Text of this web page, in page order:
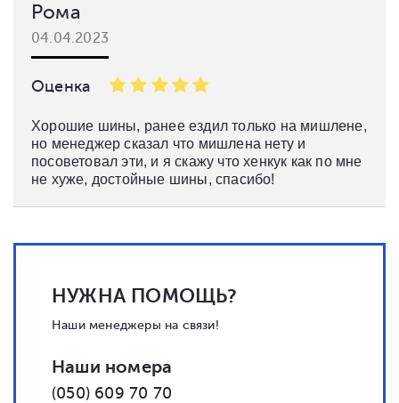
Рома
04.04.2023
Оценка
Хорошие шины, ранее ездил только на мишлене,
но менеджер сказал что мишлена нету и
посоветовал эти, и я скажу что хенкук как по мне
не хуже, достойные шины, спасибо!
НУЖНА ПОМОЩЬ?
Наши менеджеры на связи!
Наши номера
(050) 609 70 70